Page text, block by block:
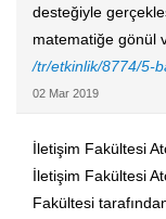
desteğiyle
matematiğe gönül
/tr/etkinlik/8774/5-
02 Mar 2019
İletişim Fakültesi
İletişim Fakültesi
Fakültesi